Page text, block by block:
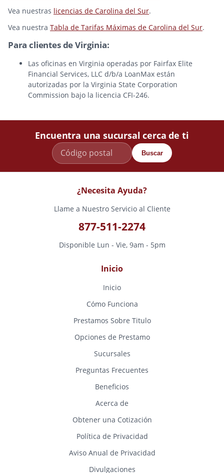
Vea nuestras licencias de Carolina del Sur.
Vea nuestra Tabla de Tarifas Máximas de Carolina del Sur.
Para clientes de Virginia:
Las oficinas en Virginia operadas por Fairfax Elite
Financial Services, LLC d/b/a LoanMax están
autorizadas por la Virginia State Corporation
Commission bajo la licencia CFI-246.
Encuentra una sucursal cerca de ti
Buscar
¿Necesita Ayuda?
Llame a Nuestro Servicio al Cliente
877-511-2274
Disponible Lun - Vie, 9am - 5pm
Inicio
Inicio
Cómo Funciona
Prestamos Sobre Titulo
Opciones de Prestamo
Sucursales
Preguntas Frecuentes
Beneficios
Acerca de
Obtener una Cotización
Política de Privacidad
Aviso Anual de Privacidad
Divulgaciones